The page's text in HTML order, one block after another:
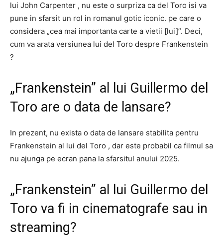
lui John Carpenter , nu este o surpriza ca del Toro isi va
pune in sfarsit un rol in romanul gotic iconic. pe care o
considera „cea mai importanta carte a vietii [lui]”. Deci,
cum va arata versiunea lui del Toro despre Frankenstein
?
„Frankenstein” al lui Guillermo del
Toro are o data de lansare?
In prezent, nu exista o data de lansare stabilita pentru
Frankenstein al lui del Toro , dar este probabil ca filmul sa
nu ajunga pe ecran pana la sfarsitul anului 2025.
„Frankenstein” al lui Guillermo del
Toro va fi in cinematografe sau in
streaming?